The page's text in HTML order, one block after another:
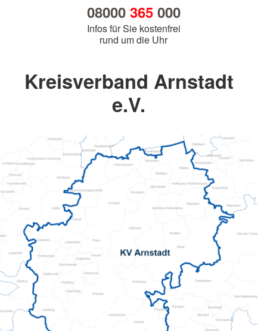
08000 365000
Infos für Sie kostenfrei
rund um die Uhr
Kreisverband Arnstadt
e.V.